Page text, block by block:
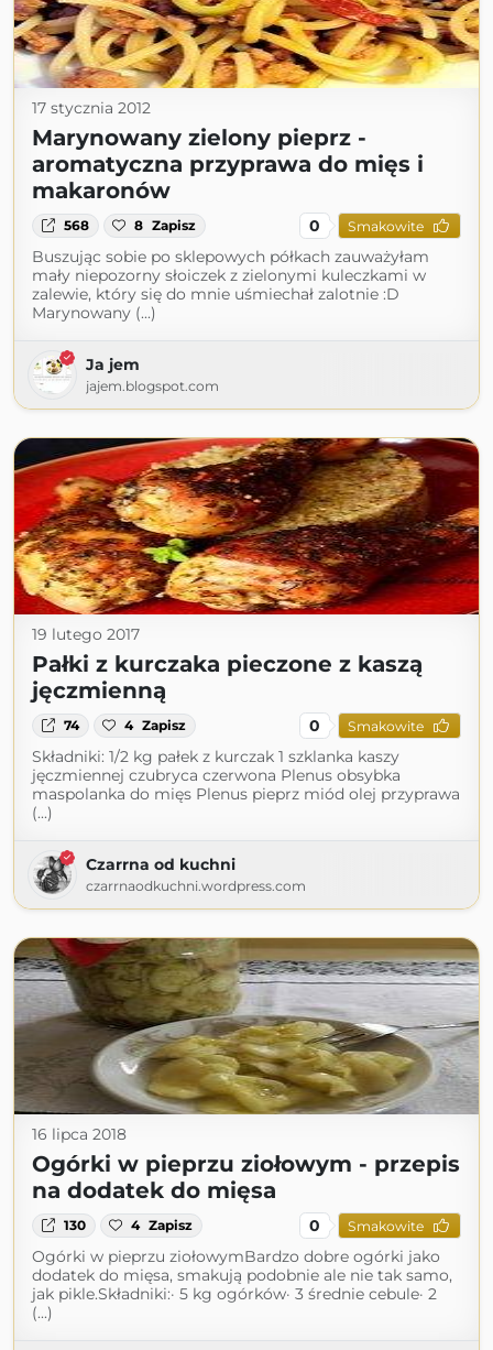
17 stycznia 2012
Marynowany zielony pieprz -
aromatyczna przyprawa do mięs i
makaronów
568 8 Zapisz 0 Smakowite
Buszując sobie po sklepowych półkach zauważyłam
mały niepozorny słoiczek z zielonymi kuleczkami w
zalewie, który się do mnie uśmiechał zalotnie :D
Marynowany (...)
Ja jem
jajem.blogspot.com
19 lutego 2017
Pałki z kurczaka pieczone z kaszą
jęczmienną
74 4 Zapisz 0 Smakowite
Składniki: 1/2 kg pałek z kurczak 1 szklanka kaszy
jęczmiennej czubryca czerwona Plenus obsybka
maspolanka do mięs Plenus pieprz miód olej przyprawa
(...)
Czarrna od kuchni
czarrnaodkuchni.wordpress.com
16 lipca 2018
Ogórki w pieprzu ziołowym - przepis
na dodatek do mięsa
130 4 Zapisz 0 Smakowite
Ogórki w pieprzu ziołowymBardzo dobre ogórki jako
dodatek do mięsa, smakują podobnie ale nie tak samo,
jak pikle.Składniki:· 5 kg ogórków· 3 średnie cebule· 2
(...)